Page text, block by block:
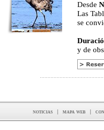
Desde
Las
se
y de
noticias | mapa web |